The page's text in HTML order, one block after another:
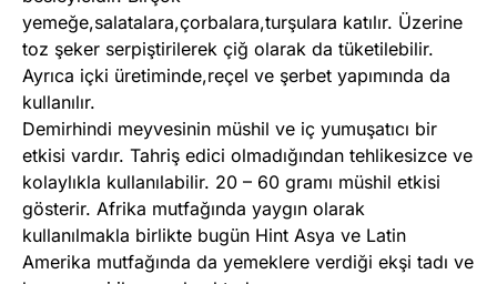
yemeğe,salatalara,çorbalara,turşulara katılır. Üzerine
toz şeker serpiştirilerek çiğ olarak da tüketilebilir.
Ayrıca içki üretiminde,reçel ve şerbet yapımında da
kullanılır.
Demirhindi meyvesinin müshil ve iç yumuşatıcı bir
etkisi vardır. Tahriş edici olmadığından tehlikesizce ve
kolaylıkla kullanılabilir. 20 – 60 gramı müshil etkisi
gösterir. Afrika mutfağında yaygın olarak
kullanılmakla birlikte bugün Hint Asya ve Latin
Amerika mutfağında da yemeklere verdiği ekşi tadı ve